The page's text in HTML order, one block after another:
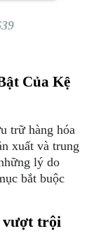
Của Kệ
trữ hàng hóa
xuất và trung
lý do
bắt buộc
vượt trội